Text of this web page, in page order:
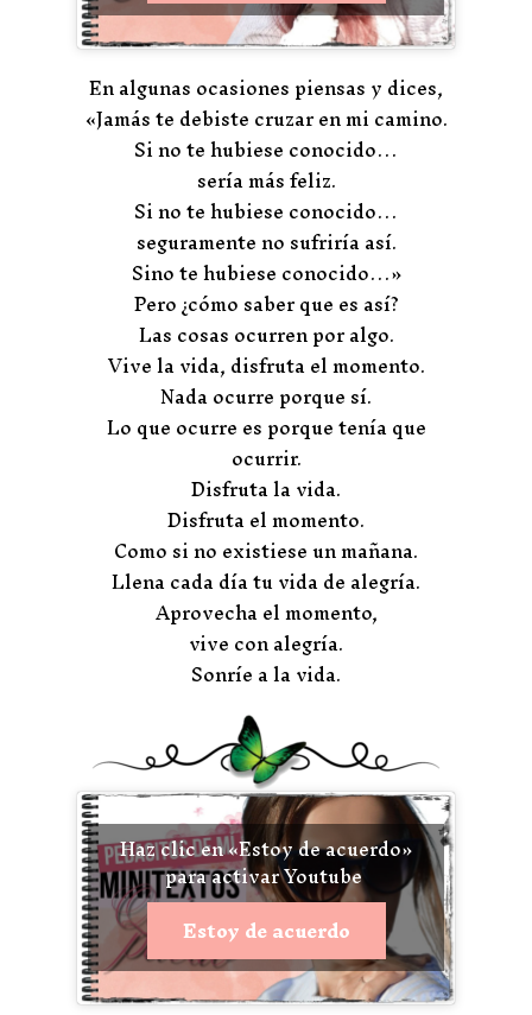
En algunas ocasiones piensas y dices,
«Jamás te debiste cruzar en mi camino.
Si no te hubiese conocido…
sería más feliz.
Si no te hubiese conocido…
seguramente no sufriría así.
Sino te hubiese conocido…»
Pero ¿cómo saber que es así?
Las cosas ocurren por algo.
Vive la vida, disfruta el momento.
Nada ocurre porque sí.
Lo que ocurre es porque tenía que
ocurrir.
Disfruta la vida.
Disfruta el momento.
Como si no existiese un mañana.
Llena cada día tu vida de alegría.
Aprovecha el momento,
vive con alegría.
Sonríe a la vida.
Haz clic en «Estoy de acuerdo»
para activar Youtube
Estoy de acuerdo